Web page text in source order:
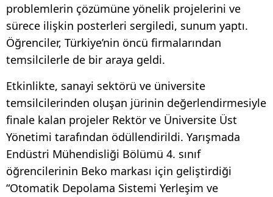
problemlerin çözümüne yönelik projelerini ve
sürece ilişkin posterleri sergiledi, sunum yaptı.
Öğrenciler, Türkiye’nin öncü firmalarından
temsilcilerle de bir araya geldi.
Etkinlikte, sanayi sektörü ve üniversite
temsilcilerinden oluşan jürinin değerlendirmesiyle
finale kalan projeler Rektör ve Üniversite Üst
Yönetimi tarafından ödüllendirildi. Yarışmada
Endüstri Mühendisliği Bölümü 4. sınıf
öğrencilerinin Beko markası için geliştirdiği
“Otomatik Depolama Sistemi Yerleşim ve